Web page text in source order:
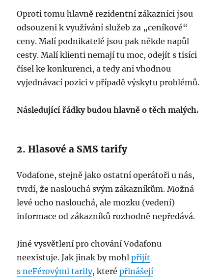
Oproti tomu hlavně rezidentní zákazníci jsou
odsouzeni k využívání služeb za „ceníkové“
ceny. Malí podnikatelé jsou pak někde napůl
cesty. Malí klienti nemají tu moc, odejít s tisíci
čísel ke konkurenci, a tedy ani vhodnou
vyjednávací pozici v případě výskytu problémů.
Následující řádky budou hlavně o těch malých.
2. Hlasové a SMS tarify
Vodafone, stejně jako ostatní operátoři u nás,
tvrdí, že naslouchá svým zákazníkům. Možná
levé ucho naslouchá, ale mozku (vedení)
informace od zákazníků rozhodně nepředává.
Jiné vysvětlení pro chování Vodafonu
neexistuje. Jak jinak by mohlpřijít
s neFérovými tarify, kterépřinášejí